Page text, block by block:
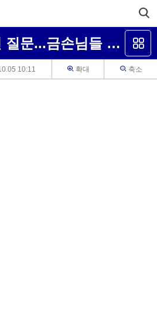
님들 도움이 필요합니다
10:11 확대 축소